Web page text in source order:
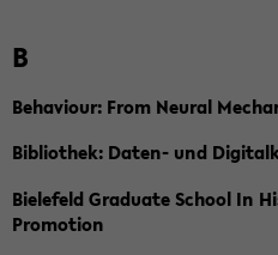
B
Behaviour: From Neural
Bibliothek: Daten- und
Bielefeld Graduate School In
Promotion